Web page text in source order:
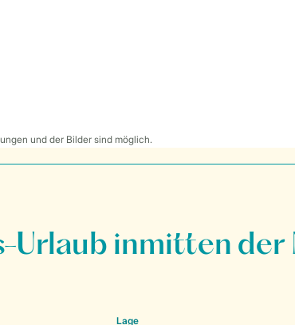
und der Bilder sind möglich.
Urlaub inmitten der
Lage